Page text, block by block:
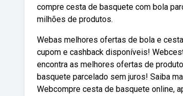
compre cesta de basquete com bola
milhões de produtos.
Webas melhores ofertas de bola e
cupom e cashback disponíveis!
encontra as melhores ofertas de
basquete parcelado sem juros! Saiba
Webcompre cesta de basquete online,